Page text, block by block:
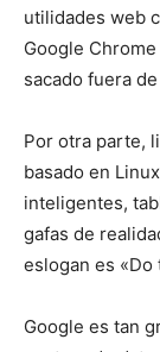
utilidades web
Google
sacado fuera
Por otra parte,
basado en
inteligentes,
gafas de
eslogan es «Do
Google es tan